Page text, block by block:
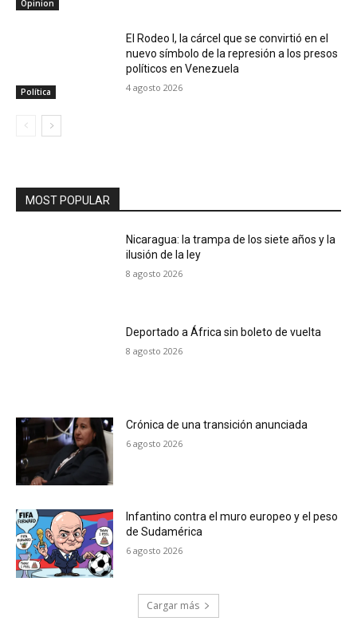
Opinion
Política
El Rodeo I, la cárcel que se convirtió en el
nuevo símbolo de la represión a los presos
políticos en Venezuela
4 agosto 2026
MOST POPULAR
Nicaragua: la trampa de los siete años y la
ilusión de la ley
8 agosto 2026
Deportado a África sin boleto de vuelta
8 agosto 2026
Crónica de una transición anunciada
6 agosto 2026
Infantino contra el muro europeo y el peso
de Sudamérica
6 agosto 2026
Cargar más